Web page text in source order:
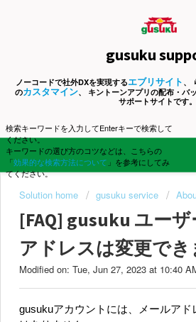
gusuku
ノーコードで社外DXを実現するエブリサイト 、
のカスタマイン、 キントーンアプリの配布・バ
サポートサイトです。
検索キーワードを入力してEnterキーで検索して
ください。
キーワードの選び方のコツなどは、こちらの
「効果的な検索方法について 」を参考にしてみ
てください。
Solution home gusuku service
[FAQ] gusuku ユー
アドレスは変更でき
Modified on: Tue, Jun 27, 2023 at 10:40
gusukuアカウントには、メールア